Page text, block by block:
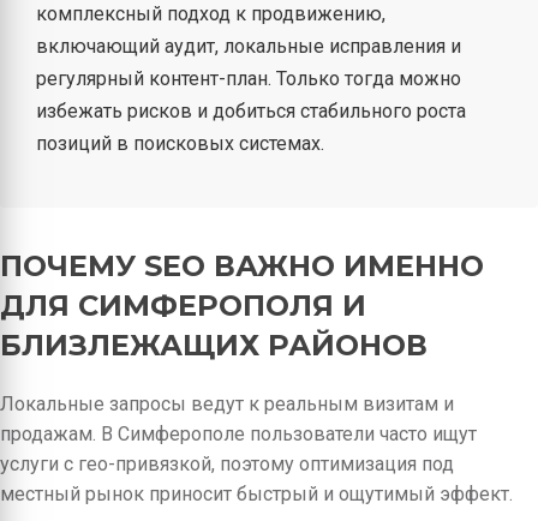
комплексный подход к продвижению,
включающий аудит, локальные исправления и
регулярный контент-план. Только тогда можно
избежать рисков и добиться стабильного роста
позиций в поисковых системах.
ПОЧЕМУ SEO ВАЖНО ИМЕННО
ДЛЯ СИМФЕРОПОЛЯ И
БЛИЗЛЕЖАЩИХ РАЙОНОВ
Локальные запросы ведут к реальным визитам и
продажам. В Симферополе пользователи часто ищут
услуги с гео-привязкой, поэтому оптимизация под
местный рынок приносит быстрый и ощутимый эффект.